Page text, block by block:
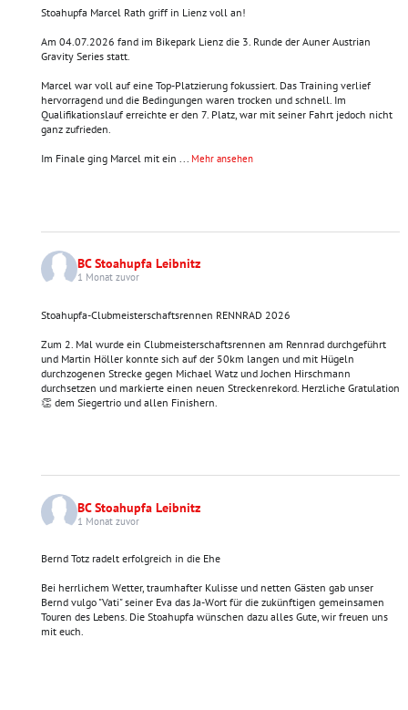
Stoahupfa Marcel Rath griff in Lienz voll an!
Am 04.07.2026 fand im Bikepark Lienz die 3. Runde der Auner Austrian
Gravity Series statt.
Marcel war voll auf eine Top-Platzierung fokussiert. Das Training verlief
hervorragend und die Bedingungen waren trocken und schnell. Im
Qualifikationslauf erreichte er den 7. Platz, war mit seiner Fahrt jedoch nicht
ganz zufrieden.
Im Finale ging Marcel mit ein ... Mehr ansehen
BC Stoahupfa Leibnitz
1 Monat zuvor
Stoahupfa-Clubmeisterschaftsrennen RENNRAD 2026
Zum 2. Mal wurde ein Clubmeisterschaftsrennen am Rennrad durchgeführt
und Martin Höller konnte sich auf der 50km langen und mit Hügeln
durchzogenen Strecke gegen Michael Watz und Jochen Hirschmann
durchsetzen und markierte einen neuen Streckenrekord. Herzliche Gratulation
👏 dem Siegertrio und allen Finishern.
BC Stoahupfa Leibnitz
1 Monat zuvor
Bernd Totz radelt erfolgreich in die Ehe
Bei herrlichem Wetter, traumhafter Kulisse und netten Gästen gab unser
Bernd vulgo "Vati" seiner Eva das Ja-Wort für die zukünftigen gemeinsamen
Touren des Lebens. Die Stoahupfa wünschen dazu alles Gute, wir freuen uns
mit euch.